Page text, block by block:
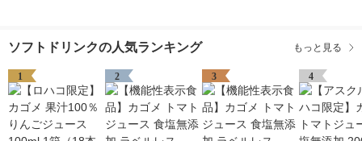
ソフトドリンクの人気ランキング もっと見る
1 2 3 4